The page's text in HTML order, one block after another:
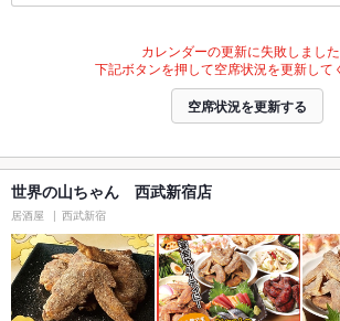
カレンダーの更新に失敗しました
下記ボタンを押して空席状況を更新して
空席状況を更新する
世界の山ちゃん 西武新宿店
居酒屋 西武新宿